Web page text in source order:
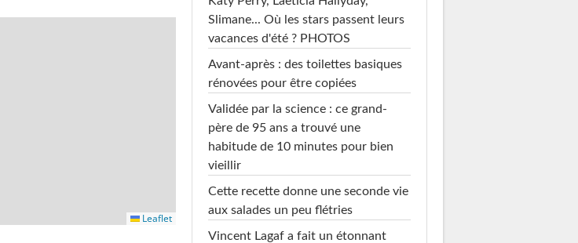
Leaflet
Slimane... Où les stars passent leurs
vacances d'été ? PHOTOS
Avant-après : des toilettes basiques
rénovées pour être copiées
Validée par la science : ce grand-
père de 95 ans a trouvé une
habitude de 10 minutes pour bien
vieillir
Cette recette donne une seconde vie
aux salades un peu flétries
Vincent Lagaf a fait un étonnant